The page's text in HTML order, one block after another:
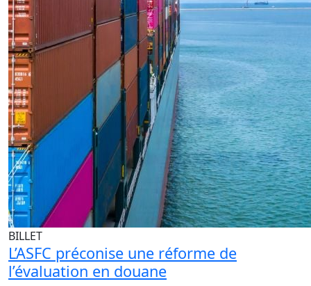
BILLET
L’ASFC préconise une réforme de
l’évaluation en douane